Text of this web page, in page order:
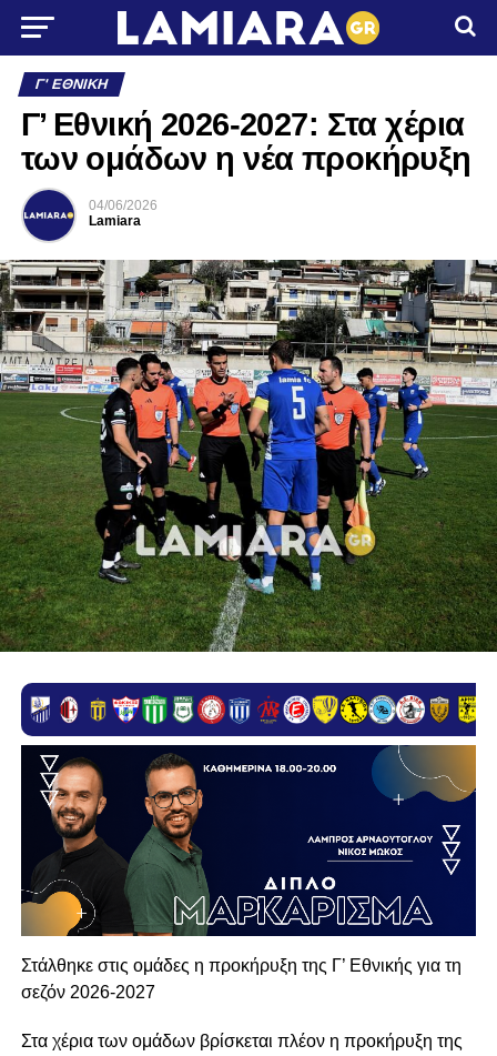
Γ' ΕΘΝΙΚΉ
Γ’ Εθνική 2026-2027: Στα χέρια
των ομάδων η νέα προκήρυξη
04/06/2026
Lamiara
Στάλθηκε στις ομάδες η προκήρυξη της Γ’ Εθνικής για τη
σεζόν 2026-2027
Στα χέρια των ομάδων βρίσκεται πλέον η προκήρυξη της